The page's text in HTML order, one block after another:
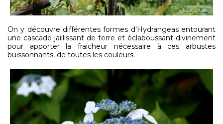
On y découvre différentes formes d'Hydrangeas entourant
une cascade jaillissant de terre et éclaboussant divinement
pour apporter la fraicheur nécessaire à ces arbustes
buissonnants, de toutes les couleurs.